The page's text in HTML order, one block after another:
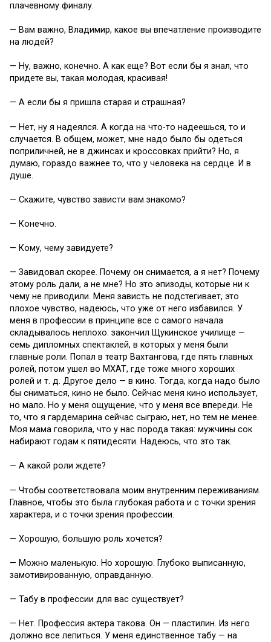
плачевному финалу.
— Вам важно, Владимир, какое вы впечатление производите
на людей?
— Ну, важно, конечно. А как еще? Вот если бы я знал, что
придете вы, такая молодая, красивая!
— А если бы я пришла старая и страшная?
— Нет, ну я надеялся. А когда на что-то надеешься, то и
случается. В общем, может, мне надо было бы одеться
поприличней, не в джинсах и кроссовках прийти? Но, я
думаю, гораздо важнее то, что у человека на сердце. И в
душе.
— Скажите, чувство зависти вам знакомо?
— Конечно.
— Кому, чему завидуете?
— Завидовал скорее. Почему он снимается, а я нет? Почему
этому роль дали, а не мне? Но это эпизоды, которые ни к
чему не приводили. Меня зависть не подстегивает, это
плохое чувство, надеюсь, что уже от него избавился. У
меня в профессии в принципе все с самого начала
складывалось неплохо: закончил Щукинское училище —
семь дипломных спектаклей, в которых у меня были
главные роли. Попал в театр Вахтангова, где пять главных
ролей, потом ушел во МХАТ, где тоже много хороших
ролей и т. д. Другое дело — в кино. Тогда, когда надо было
бы сниматься, кино не было. Сейчас меня кино использует,
но мало. Но у меня ощущение, что у меня все впереди. Не
то, что я гардемарина сейчас сыграю, нет, но тем не менее.
Моя мама говорила, что у нас порода такая: мужчины сок
набирают годам к пятидесяти. Надеюсь, что это так.
— А какой роли ждете?
— Чтобы соответствовала моим внутренним переживаниям.
Главное, чтобы это была глубокая работа и с точки зрения
характера, и с точки зрения профессии.
— Хорошую, большую роль хочется?
— Можно маленькую. Но хорошую. Глубоко выписанную,
замотивированную, оправданную.
— Табу в профессии для вас существует?
— Нет. Профессия актера такова. Он — пластилин. Из него
должно все лепиться. У меня единственное табу — на